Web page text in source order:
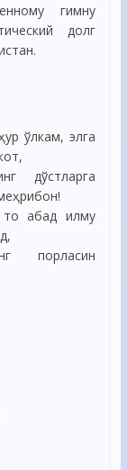
гимну
долг
ўлкам, элга
дўстларга
то абад илму
порласин